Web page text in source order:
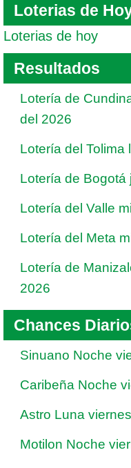
Loterias de
Loterias de hoy
Resultados
Lotería de
del 2026
Lotería del Tolima
Lotería de Bogotá
Lotería del Valle
Lotería del Meta
Lotería de
2026
Chances
Sinuano Noche
Caribeña Noche
Astro Luna
Motilon Noche